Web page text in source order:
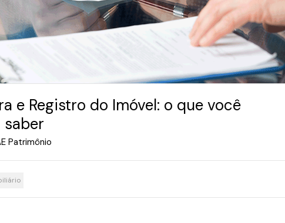
e Registro do Imóvel: o que você
Patrimônio